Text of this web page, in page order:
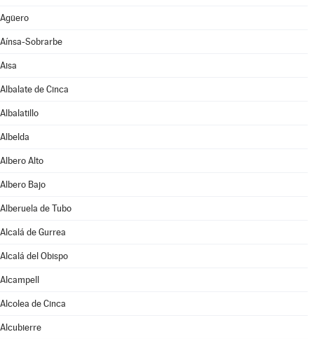
Agüero
Aínsa-Sobrarbe
Aisa
Albalate de Cinca
Albalatillo
Albelda
Albero Alto
Albero Bajo
Alberuela de Tubo
Alcalá de Gurrea
Alcalá del Obispo
Alcampell
Alcolea de Cinca
Alcubierre